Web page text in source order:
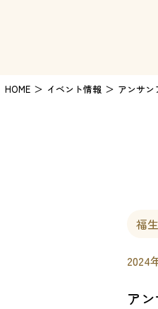
HOME イベント情報 アンサン
福
2024
ア